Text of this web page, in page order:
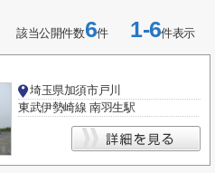
該当公開件数6件1-6件表示
埼玉県加須市戸川
東武伊勢崎線 南羽生駅